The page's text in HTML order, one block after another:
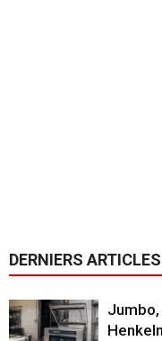
DERNIERS ARTICLES